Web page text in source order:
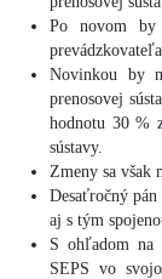
Po novom by
Novinkou by
prenosovej
hodnotu 30 %
sústavy.
Zmeny sa však
Desaťročný
aj s tým
S ohľadom na
SEPS vo